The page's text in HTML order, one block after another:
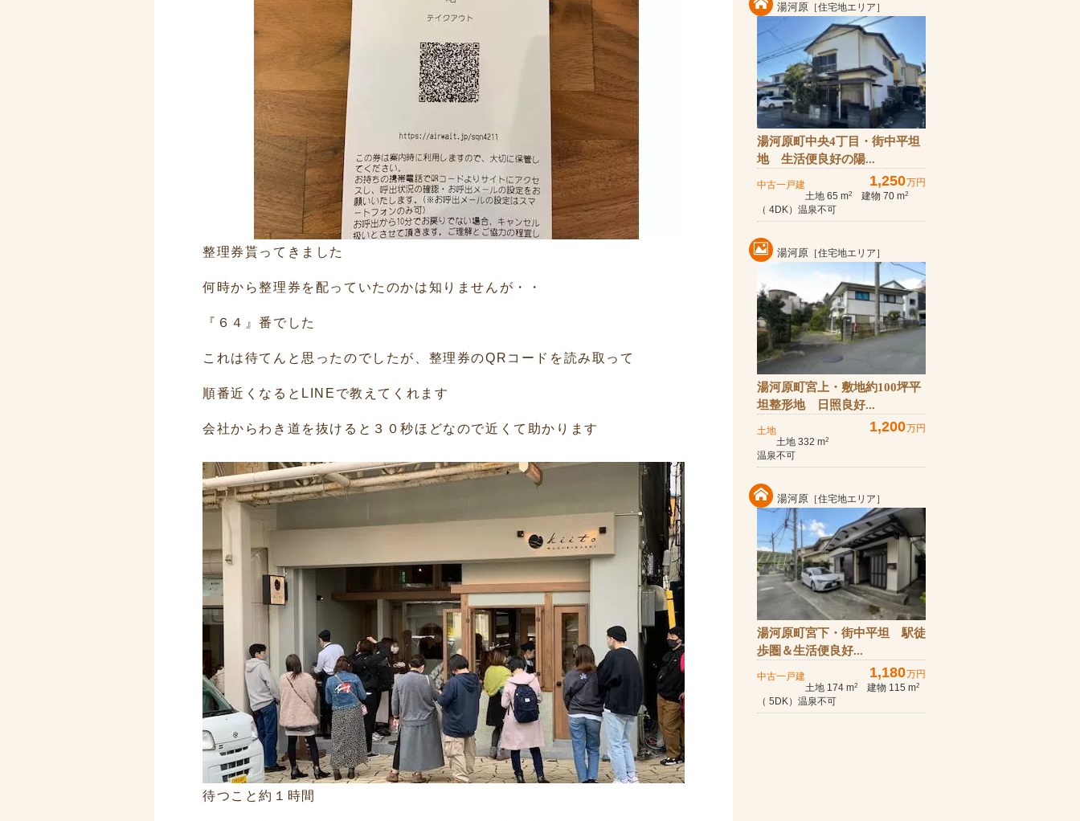
整理券貰ってきました
何時から整理券を配っていたのかは知りませんが・・
『６４』番でした
これは待てんと思ったのでしたが、整理券のQRコードを読み取って
順番近くなるとLINEで教えてくれます
会社からわき道を抜けると３０秒ほどなので近くて助かります
待つこと約１時間
湯河原 ［住宅地エリア］
湯河原町中央4丁目・街中平坦
地 生活便良好の陽...
中古一戸建 1,250万円
土地 65 m2 建物 70 m2
（ 4DK）温泉不可
湯河原 ［住宅地エリア］
湯河原町宮上・敷地約100坪平
坦整形地 日照良好...
土地 1,200万円
土地 332 m2
温泉不可
湯河原 ［住宅地エリア］
湯河原町宮下・街中平坦 駅徒
歩圏＆生活便良好...
中古一戸建 1,180万円
土地 174 m2 建物 115 m2
（ 5DK）温泉不可